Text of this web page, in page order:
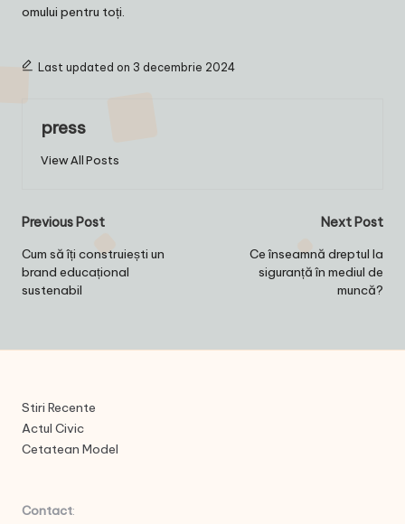
omului pentru toți.
Last updated on 3 decembrie 2024
press
View All Posts
Post
navigation
Previous Post
Cum să îți construiești un
brand educațional
sustenabil
Next Post
Ce înseamnă dreptul la
siguranță în mediul de
muncă?
Stiri Recente
Actul Civic
Cetatean Model
Contact: